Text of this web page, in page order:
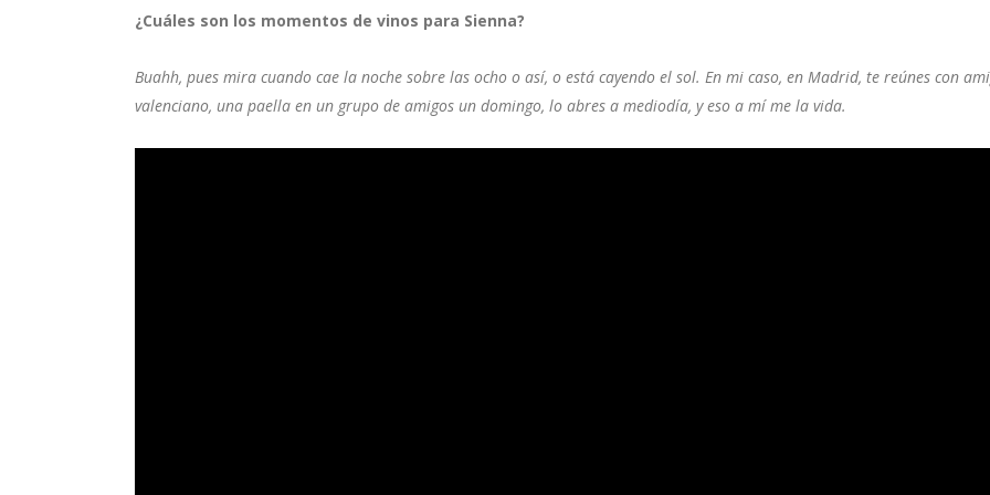
¿Cuáles son los momentos de vinos para Sienna?
Buahh, pues mira cuando cae la noche sobre las ocho o así, o está cayendo el sol. En mi caso, en Madrid, te reúnes con
valenciano, una paella en un grupo de amigos un domingo, lo abres a mediodía, y eso a mí me la vida.